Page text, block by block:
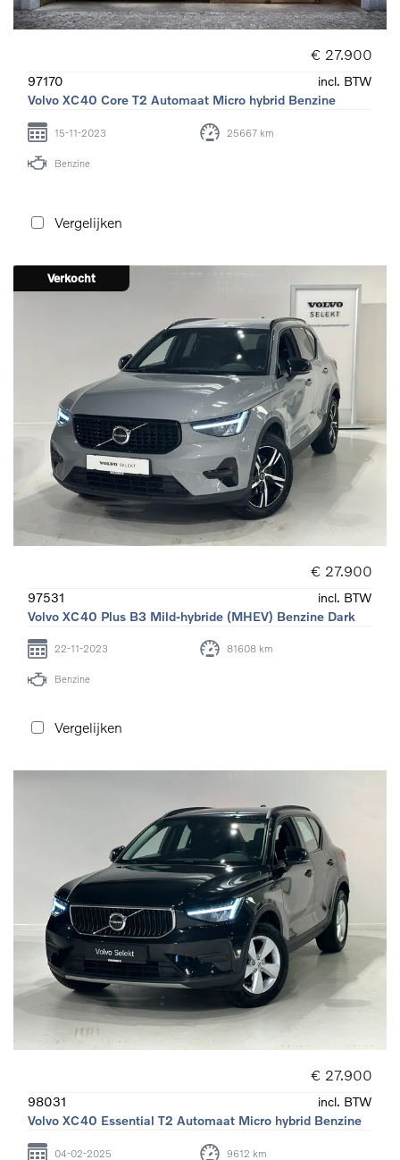
€ 27.900
97170
incl. BTW
Volvo XC40 Core T2 Automaat Micro hybrid Benzine
15-11-2023 25667 km
Benzine
Vergelijken
Verkocht
€ 27.900
97531
incl. BTW
Volvo XC40 Plus B3 Mild-hybride (MHEV) Benzine Dark
22-11-2023 81608 km
Benzine
Vergelijken
€ 27.900
98031
incl. BTW
Volvo XC40 Essential T2 Automaat Micro hybrid Benzine
04-02-2025 9612 km